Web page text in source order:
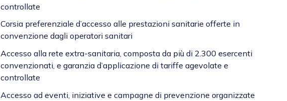
controllate
Corsia preferenziale d’accesso alle prestazioni sanitarie offerte in
convenzione dagli operatori sanitari
Accesso alla rete extra-sanitaria, composta da più di 2.300 esercenti
convenzionati, e garanzia d’applicazione di tariffe agevolate e
controllate
Accesso ad eventi, iniziative e campagne di prevenzione organizzate